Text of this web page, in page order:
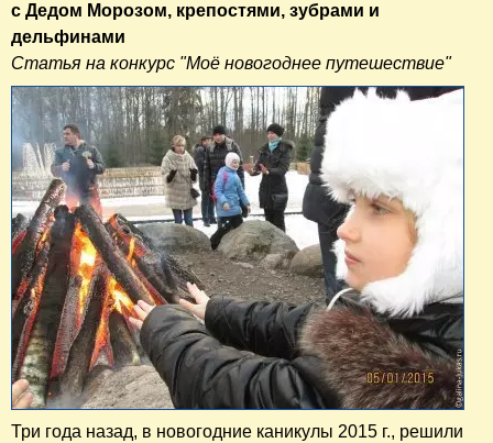
с Дедом Морозом, крепостями, зубрами и
дельфинами
Статья на конкурс "Моё новогоднее путешествие"
Три года назад, в новогодние каникулы 2015 г., решили